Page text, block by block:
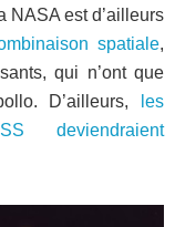
NASA est d’ailleurs
spatiale,
qui n’ont que
D’ailleurs,
les
deviendraient